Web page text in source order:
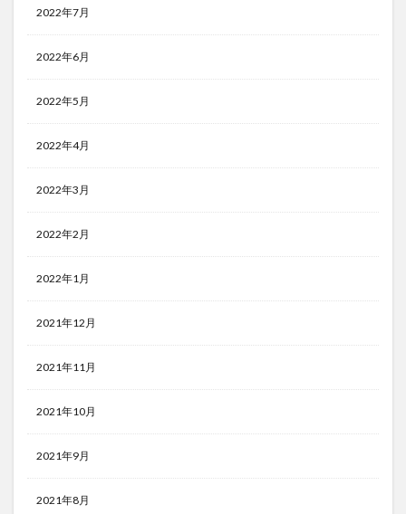
2022年7月
2022年6月
2022年5月
2022年4月
2022年3月
2022年2月
2022年1月
2021年12月
2021年11月
2021年10月
2021年9月
2021年8月